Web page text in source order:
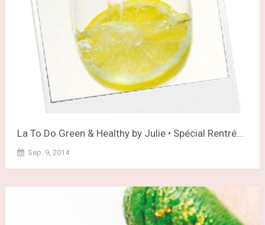
La To Do Green & Healthy by Julie • Spécial Rentré...
Sep. 9, 2014